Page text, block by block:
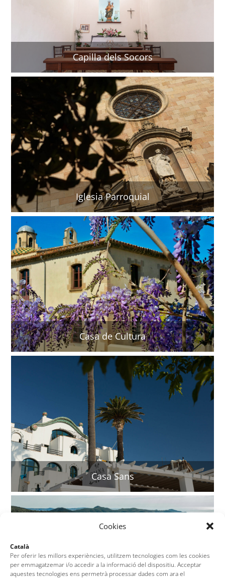
Cookies
Català
Per oferir les millors experiències, utilitzem tecnologies com les cookies
per emmagatzemar i/o accedir a la informació del dispositiu. Acceptar
aquestes tecnologies ens permetrà processar dades com ara el
Capilla dels Socors
Iglesia Parroquial
Casa de Cultura
Casa Sans